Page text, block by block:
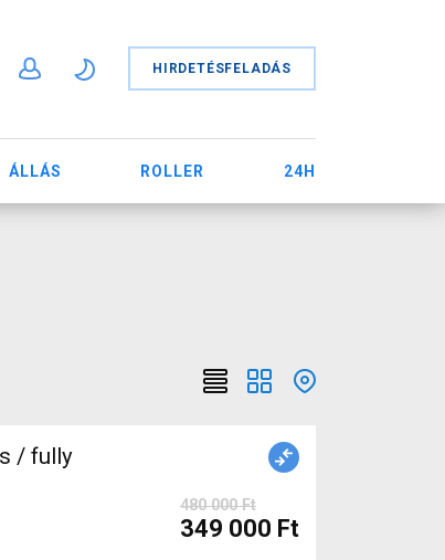
HIRDETÉSFELADÁS
ÁLLÁS ROLLER 24H
/ fully
480 000 Ft
349 000 Ft